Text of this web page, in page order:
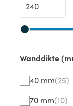
Wanddikte
40 mm(25)
70 mm(10)